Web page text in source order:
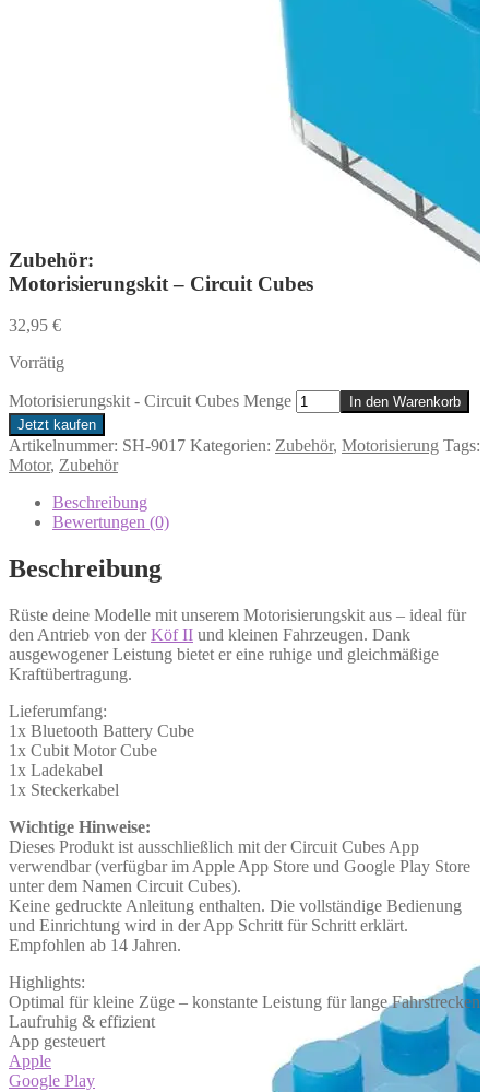
Zubehör:
Motorisierungskit – Circuit Cubes
32,95 €
Vorrätig
Motorisierungskit - Circuit Cubes Menge
In den Warenkorb
Jetzt kaufen
Artikelnummer: SH-9017 Kategorien: Zubehör, Motorisierung Tags:
Motor, Zubehör
Beschreibung
Bewertungen (0)
Beschreibung
Rüste deine Modelle mit unserem Motorisierungskit aus – ideal für
den Antrieb von derKöf II und kleinen Fahrzeugen. Dank
ausgewogener Leistung bietet er eine ruhige und gleichmäßige
Kraftübertragung.
Lieferumfang:
1x Bluetooth Battery Cube
1x Cubit Motor Cube
1x Ladekabel
1x Steckerkabel
Wichtige Hinweise:
Dieses Produkt ist ausschließlich mit der Circuit Cubes App
verwendbar (verfügbar im Apple App Store und Google Play Store
unter dem Namen Circuit Cubes).
Keine gedruckte Anleitung enthalten. Die vollständige Bedienung
und Einrichtung wird in der App Schritt für Schritt erklärt.
Empfohlen ab 14 Jahren.
Highlights:
Optimal für kleine Züge – konstante Leistung für lange Fahrstrecken
Laufruhig & effizient
App gesteuert
Apple
Google Play